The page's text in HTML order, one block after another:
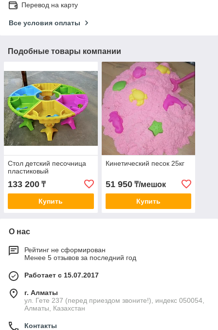
Перевод на карту
Все условия оплаты
Подобные товары компании
Стол детский песочница
пластиковый
133 200 ₸
Купить
Кинетический песок 25кг
51 950₸/мешок
Купить
О нас
Рейтинг не сформирован
Менее 5 отзывов за последний год
Работает с 15.07.2017
г. Алматы
ул. Гете 237 (перед приездом звоните!), индекс 050054,
Алматы, Казахстан
Контакты